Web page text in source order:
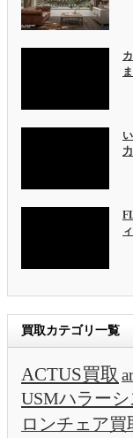
買取カテゴリ一覧
ACTUS買取
USMハラーシ
ロンチェア買